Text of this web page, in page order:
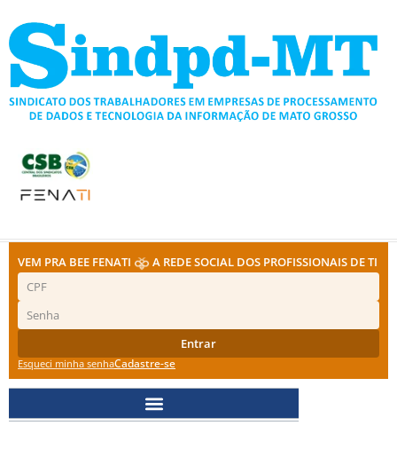
para
conteúdo
VEM PRA BEE FENATI A REDE SOCIAL DOS PROFISSIONAIS DE TI
Entrar
Esqueci minha senhaCadastre-se